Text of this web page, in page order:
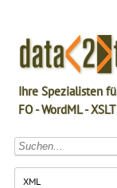
Ihre Spezialisten
FO - WordML - XSLT
XML